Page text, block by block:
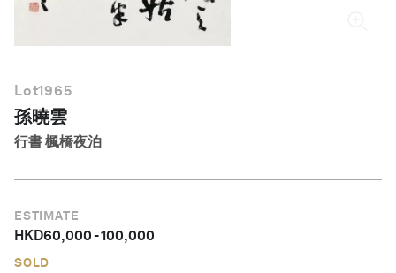
Lot1965
孫曉雲
行書 楓橋夜泊
ESTIMATE
HKD60,000-100,000
SOLD